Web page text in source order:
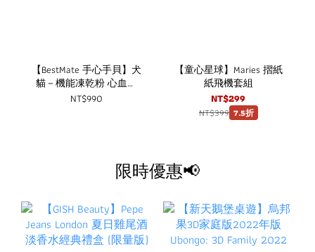
【BestMate 手心手貝】犬
貓－機能凍乾粉 心血管
雞鹿
NT$990
【童心星球】Maries 摺紙
紙飛機套組
NT$299
NT$399 7.5折
限時優惠📢